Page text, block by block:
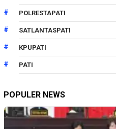
POLRESTAPATI
SATLANTASPATI
KPUPATI
PATI
POPULER NEWS